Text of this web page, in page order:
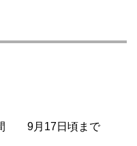
間 9月17日頃まで